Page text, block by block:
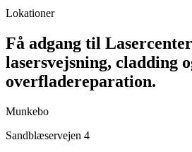
Lokationer
Få adgang til
lasersvejsning, cladding
overfladereparation.
Munkebo
Sandblæservejen 4